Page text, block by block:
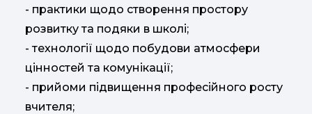
- практики щодо створення простору
розвитку та подяки в школі;
- технології щодо побудови атмосфери
цінностей та комунікації;
- прийоми підвищення професійного росту
вчителя;